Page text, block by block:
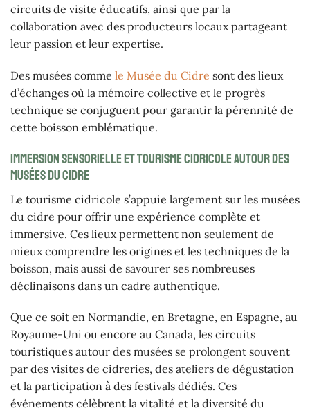
circuits de visite éducatifs, ainsi que par la
collaboration avec des producteurs locaux partageant
leur passion et leur expertise.
Des musées comme le Musée du Cidre sont des lieux
d’échanges où la mémoire collective et le progrès
technique se conjuguent pour garantir la pérennité de
cette boisson emblématique.
Immersion sensorielle et tourisme cidricole autour des
musées du cidre
Le tourisme cidricole s’appuie largement sur les musées
du cidre pour offrir une expérience complète et
immersive. Ces lieux permettent non seulement de
mieux comprendre les origines et les techniques de la
boisson, mais aussi de savourer ses nombreuses
déclinaisons dans un cadre authentique.
Que ce soit en Normandie, en Bretagne, en Espagne, au
Royaume-Uni ou encore au Canada, les circuits
touristiques autour des musées se prolongent souvent
par des visites de cidreries, des ateliers de dégustation
et la participation à des festivals dédiés. Ces
événements célèbrent la vitalité et la diversité du